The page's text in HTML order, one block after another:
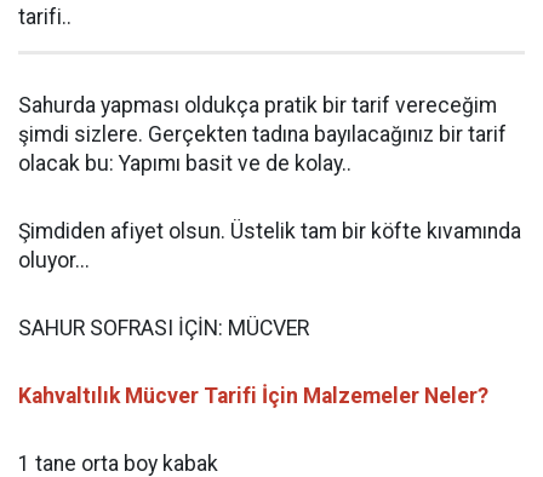
tarifi..
Sahurda yapması oldukça pratik bir tarif vereceğim
şimdi sizlere. Gerçekten tadına bayılacağınız bir tarif
olacak bu: Yapımı basit ve de kolay..
Şimdiden afiyet olsun. Üstelik tam bir köfte kıvamında
oluyor...
SAHUR SOFRASI İÇİN: MÜCVER
Kahvaltılık Mücver Tarifi İçin Malzemeler Neler?
1 tane orta boy kabak